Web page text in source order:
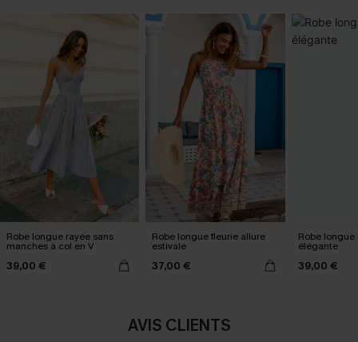
Robe longue rayée sans
manches à col en V
39,00 €
Robe longue fleurie allure
estivale
37,00 €
Robe
élégante
39,00 €
AVIS CLIENTS